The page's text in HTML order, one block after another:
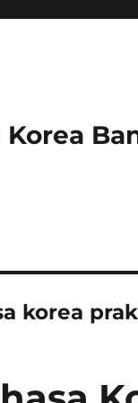
Korea
korea